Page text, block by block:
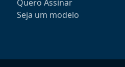
Quero Assinar
Seja um modelo